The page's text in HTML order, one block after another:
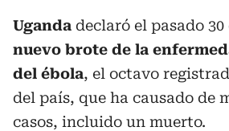
Uganda declaró el pasado 30
nuevo brote de la
del ébola, el octavo
del país, que ha causado de
casos, incluido un muerto.